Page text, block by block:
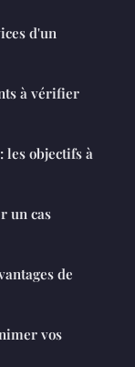
d'un
à vérifier
les objectifs à
un cas
de
vos